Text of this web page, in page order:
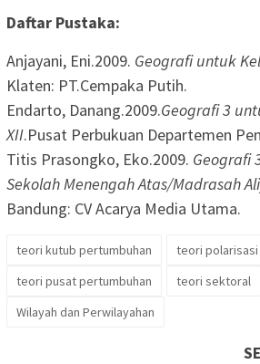
Daftar Pustaka:
Anjayani, Eni.2009. Geografi untuk
Klaten: PT.Cempaka Putih.
Endarto, Danang.2009.Geografi 3
XII.Pusat Perbukuan Departemen
Titis Prasongko, Eko.2009. Geografi
Sekolah Menengah Atas/Madrasah
Bandung: CV Acarya Media Utama.
teori kutub pertumbuhan
teori
teori pusat pertumbuhan
teori sektoral
Wilayah dan Perwilayahan